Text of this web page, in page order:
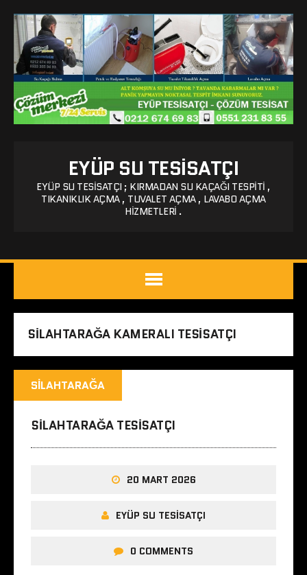
EYÜP SU TESISATÇI
EYÜP SU TESISATÇI ; KIRMADAN SU KAÇAĞI TESPITI ,
TIKANIKLIK AÇMA , TUVALET AÇMA , LAVABO AÇMA
HIZMETLERI .
SILAHTARAĞA KAMERALI TESISATÇI
SILAHTARAĞA
SILAHTARAĞA TESISATÇI
20 MART 2026
EYÜP SU TESISATÇI
0 COMMENTS